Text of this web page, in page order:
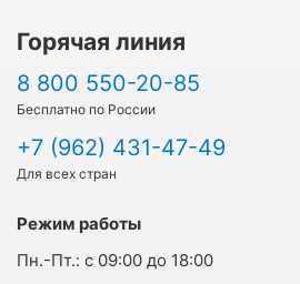
Горячая линия
8 800 550-20-85
Бесплатно по России
+7 (962) 431-47-49
Для всех стран
Режим работы
Пн.-Пт.: с 09:00 до 18:00